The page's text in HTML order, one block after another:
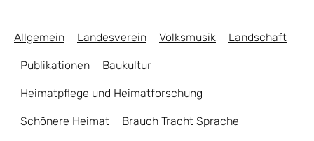
Allgemein Landesverein Volksmusik Landschaft
Publikationen Baukultur
Heimatpflege und Heimatforschung
Schönere Heimat Brauch Tracht Sprache